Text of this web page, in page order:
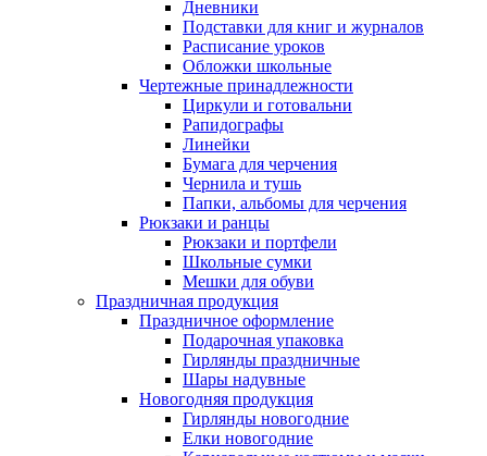
Дневники
Подставки для книг и журналов
Расписание уроков
Обложки школьные
Чертежные принадлежности
Циркули и готовальни
Рапидографы
Линейки
Бумага для черчения
Чернила и тушь
Папки, альбомы для черчения
Рюкзаки и ранцы
Рюкзаки и портфели
Школьные сумки
Мешки для обуви
Праздничная продукция
Праздничное оформление
Подарочная упаковка
Гирлянды праздничные
Шары надувные
Новогодняя продукция
Гирлянды новогодние
Елки новогодние